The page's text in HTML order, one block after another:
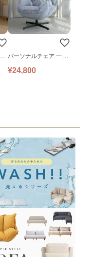
パーソナルチェア 一人
掛けソファ O’HANA ソ
¥24,800